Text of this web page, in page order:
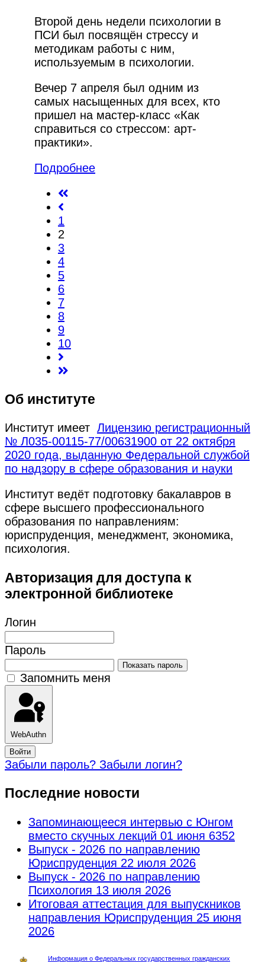
Второй день недели психологии в
ПСИ был посвящён стрессу и
методикам работы с ним,
используемым в психологии.
Вечер 7 апреля был одним из
самых насыщенных для всех, кто
пришел на мастер-класс «Как
справиться со стрессом: арт-
практики».
Подробнее
1
2
3
4
5
6
7
8
9
10
Об институте
Институт имеет Лицензию регистрационный
№ Л035-00115-77/00631900 от 22 октября
2020 года, выданную Федеральной службой
по надзору в сфере образования и науки
Институт ведёт подготовку бакалавров в
сфере высшего профессионального
образования по направлениям:
юриспруденция, менеджмент, экономика,
психология.
Авторизация для доступа к
электронной библиотеке
Логин
Пароль
Показать пароль
Запомнить меня
WebAuthn
Войти
Забыли пароль? Забыли логин?
Последние новости
Запоминающееся интервью с Юнгом
вместо скучных лекций 01 июня 6352
Выпуск - 2026 по направлению
Юриспруденция 22 июля 2026
Выпуск - 2026 по направлению
Психология 13 июля 2026
Итоговая аттестация для выпускников
направления Юриспруденция 25 июня
2026
Информация о Федеральных государственных гражданских